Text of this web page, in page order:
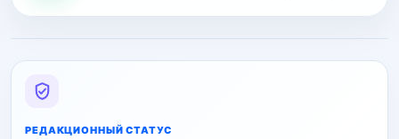
РЕДАКЦИОННЫЙ СТАТУС